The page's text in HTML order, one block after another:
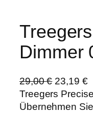
Dimmer
29,00€ U
r
s
23,19 €A
k
t
Treegers
Übernehmen